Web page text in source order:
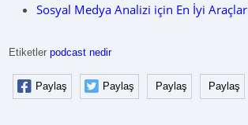
Sosyal Medya Analizi için En İyi Araçlar
Etiketlerpodcast nedir
Paylaş Paylaş Paylaş Paylaş